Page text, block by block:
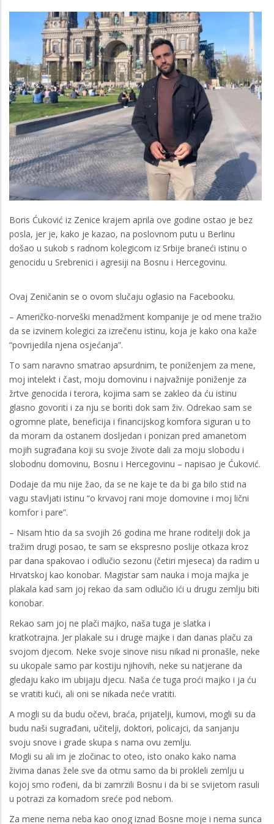
Boris Ćuković iz Zenice krajem aprila ove godine ostao je bez
posla, jer je, kako je kazao, na poslovnom putu u Berlinu
došao u sukob s radnom kolegicom iz Srbije braneći istinu o
genocidu u Srebrenici i agresiji na Bosnu i Hercegovinu.
Ovaj Zeničanin se o ovom slučaju oglasio na Facebooku.
– Američko-norveški menadžment kompanije je od mene tražio
da se izvinem kolegici za izrečenu istinu, koja je kako ona kaže
“povrijedila njena osjećanja”.
To sam naravno smatrao apsurdnim, te poniženjem za mene,
moj intelekt i čast, moju domovinu i najvažnije poniženje za
žrtve genocida i terora, kojima sam se zakleo da ću istinu
glasno govoriti i za nju se boriti dok sam živ. Odrekao sam se
ogromne plate, beneficija i financijskog komfora siguran u to
da moram da ostanem dosljedan i ponizan pred amanetom
mojih sugrađana koji su svoje živote dali za moju slobodu i
slobodnu domovinu, Bosnu i Hercegovinu – napisao je Ćuković.
Dodaje da mu nije žao, da se ne kaje te da bi ga bilo stid na
vagu stavljati istinu “o krvavoj rani moje domovine i moj lični
komfor i pare”.
– Nisam htio da sa svojih 26 godina me hrane roditelji dok ja
tražim drugi posao, te sam se ekspresno poslije otkaza kroz
par dana spakovao i odlučio sezonu (četiri mjeseca) da radim u
Hrvatskoj kao konobar. Magistar sam nauka i moja majka je
plakala kad sam joj rekao da sam odlučio ići u drugu zemlju biti
konobar.
Rekao sam joj ne plači majko, naša tuga je slatka i
kratkotrajna. Jer plakale su i druge majke i dan danas plaču za
svojom djecom. Neke svoje sinove nisu nikad ni pronašle, neke
su ukopale samo par kostiju njihovih, neke su natjerane da
gledaju kako im ubijaju djecu. Naša će tuga proći majko i ja ću
se vratiti kući, ali oni se nikada neće vratiti.
A mogli su da budu očevi, braća, prijatelji, kumovi, mogli su da
budu naši sugrađani, učitelji, doktori, policajci, da sanjanju
svoju snove i grade skupa s nama ovu zemlju.
Mogli su ali im je zločinac to oteo, isto onako kako nama
živima danas žele sve da otmu samo da bi prokleli zemlju u
kojoj smo rođeni, da bi zamrzili Bosnu i da bi se svijetom rasuli
u potrazi za komadom sreće pod nebom.
Za mene nema neba kao onog iznad Bosne moje i nema sunca